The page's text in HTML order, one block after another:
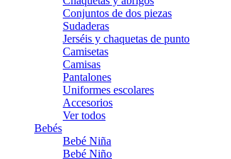
Conjuntos de dos piezas
Sudaderas
Jerséis y chaquetas de punto
Camisetas
Camisas
Pantalones
Uniformes escolares
Accesorios
Ver todos
Bebés
Bebé Niña
Bebé Niño